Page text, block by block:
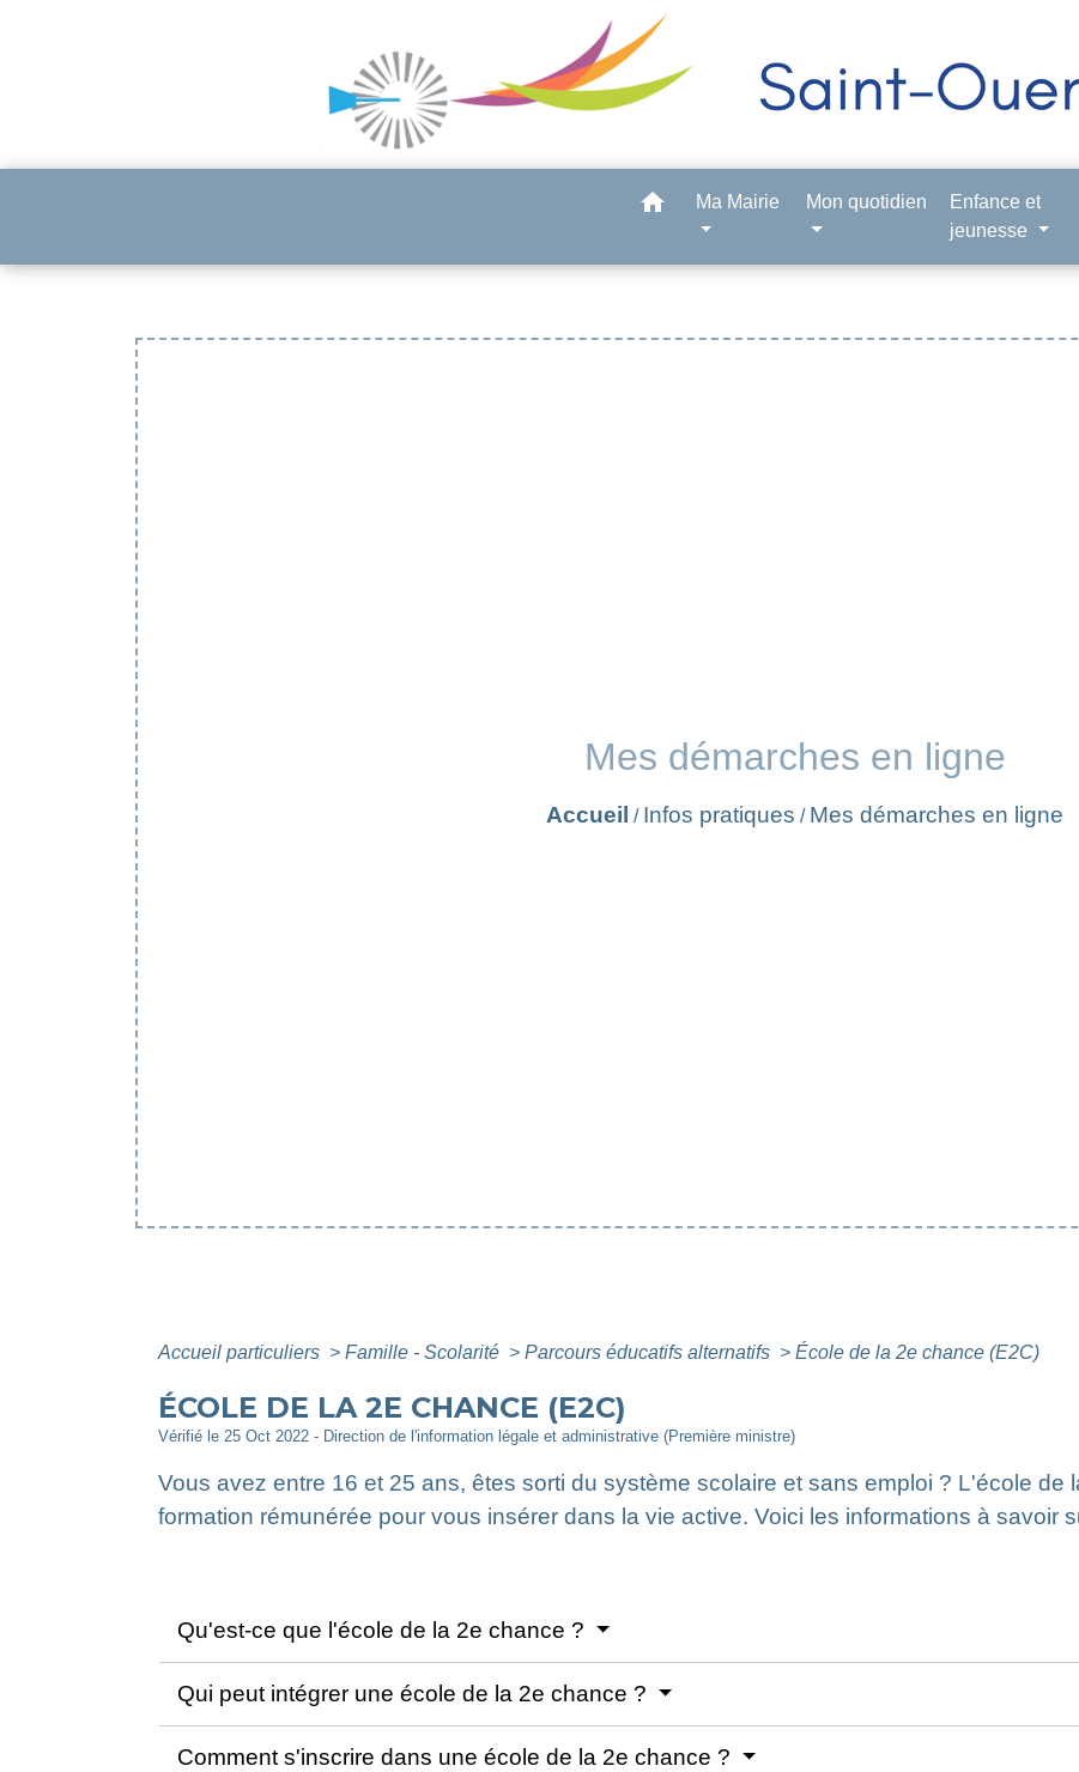
home Ma Mairie Mon quotidien
Enfance et
jeunesse
Mes démarches en ligne
Accueil / Infos pratiques / Mes démarches en ligne
Accueil particuliers > Famille - Scolarité > Parcours éducatifs alternatifs > École de la 2e chance (E2C)
ÉCOLE DE LA 2E CHANCE (E2C)
Vérifié le 25 Oct 2022 - Direction de l'information légale et administrative (Première ministre)
Vous avez entre 16 et 25 ans, êtes sorti du système scolaire et sans emploi ? L'école de
formation rémunérée pour vous insérer dans la vie active. Voici les informations à savoir
Qu'est-ce que l'école de la 2e chance ?
Qui peut intégrer une école de la 2e chance ?
Comment s'inscrire dans une école de la 2e chance ?